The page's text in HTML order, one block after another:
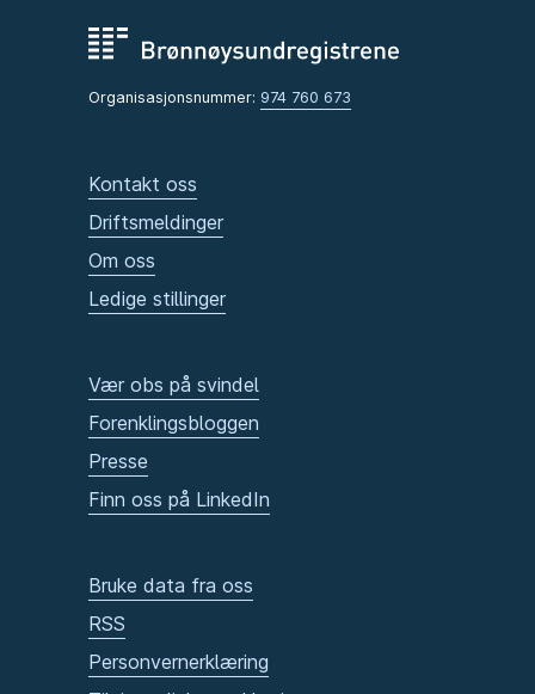
Organisasjonsnummer: 974 760 673
Kontakt oss
Driftsmeldinger
Om oss
Ledige stillinger
Vær obs på svindel
Forenklingsbloggen
Presse
Finn oss på LinkedIn
Bruke data fra oss
RSS
Personvernerklæring